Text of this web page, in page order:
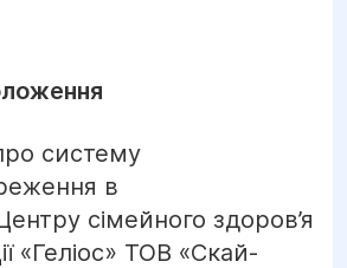
систему
в
сімейного здоров’я
«Геліос» ТОВ «Скай-